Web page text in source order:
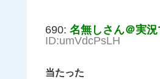
690: 名無しさん＠実
ID:umVdcPsLH
当たった